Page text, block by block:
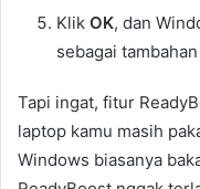
Klik OK, dan
sebagai tambahan
Tapi ingat, fitur
laptop kamu masih
Windows biasanya